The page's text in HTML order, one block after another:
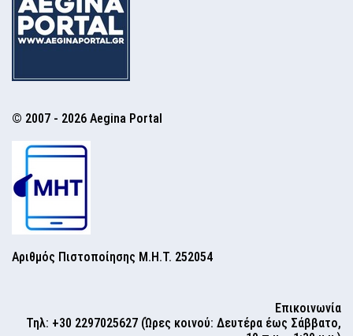
© 2007 - 2026 Aegina Portal
Αριθμός Πιστοποίησης Μ.Η.Τ. 252054
Επικοινωνία
Τηλ: +30 2297025627 (Ώρες κοινού: Δευτέρα έως Σάββατο,